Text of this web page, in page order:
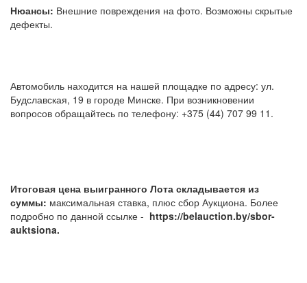
Нюансы: Внешние повреждения на фото. Возможны скрытые
дефекты.
Автомобиль находится на нашей площадке по адресу: ул.
Будславская, 19 в городе Минске. При возникновении
вопросов обращайтесь по телефону: +375 (44) 707 99 11.
Итоговая цена выигранного Лота складывается из
суммы: максимальная ставка, плюс сбор Аукциона. Более
подробно по данной ссылке - https://belauction.by/sbor-
auktsiona.